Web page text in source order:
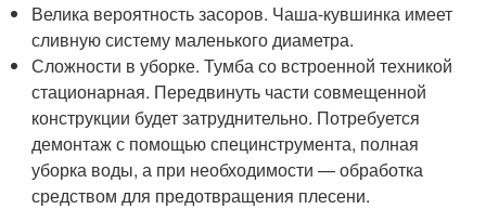
Велика вероятность засоров. Чаша-кувшинка имеет
сливную систему маленького диаметра.
Сложности в уборке. Тумба со встроенной техникой
стационарная. Передвинуть части совмещенной
конструкции будет затруднительно. Потребуется
демонтаж с помощью специнструмента, полная
уборка воды, а при необходимости — обработка
средством для предотвращения плесени.